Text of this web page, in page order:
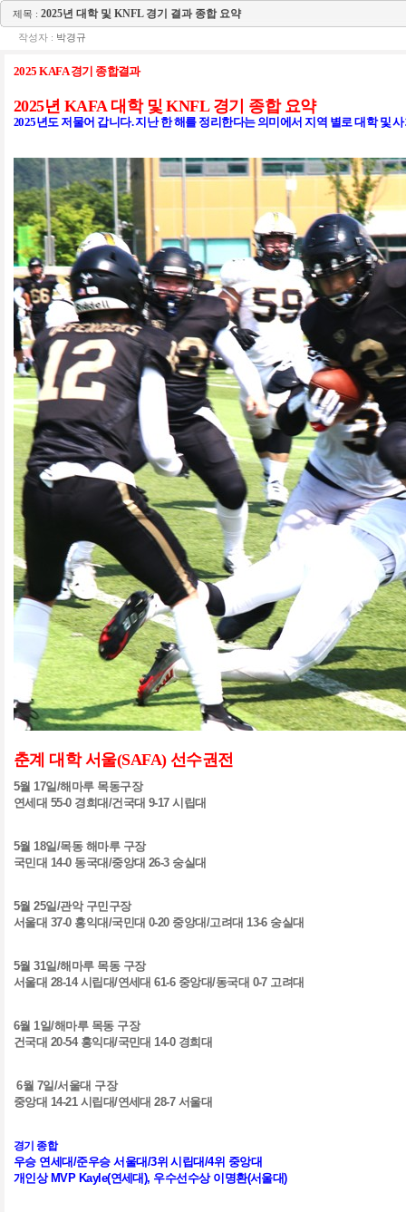
제목 : 2025년 대학 및 KNFL 경기 결과 종합 요약
작성자 : 박경규
2025 KAFA 경기 종합결과
2025년 KAFA 대학 및 KNFL 경기 종합 요약
2025년도 저물어 갑니다. 지난 한 해를 정리한다는 의미에서 지역 별로 대학 및
춘계 대학 서울(SAFA)선수권전
5월17일/해마루 목동구장
연세대 55-0 경희대 /건국대 9-17시립대
5월18일/목동 해마루 구장
국민대 14-0 동국대 /중앙대 26-3 숭실대
5월25일/관악 구민구장
서울대 37-0 홍익대 /국민대 0-20 중앙대 /고려대13-6 숭실대
5월31일/해마루 목동 구장
서울대 28-14시립대/연세대61-6 중앙대/동국대 0-7 고려대
6월1일/해마루 목동 구장
건국대 20-54 홍익대/국민대14-0 경희대
6월 7일/서울대 구장
중앙대 14-21 시립대/연세대28-7 서울대
경기 종합
우승 연세대/준우승 서울대/3위 시립대/4위 중앙대
개인상 MVP Kayle(연세대), 우수선수상 이명환(서울대)